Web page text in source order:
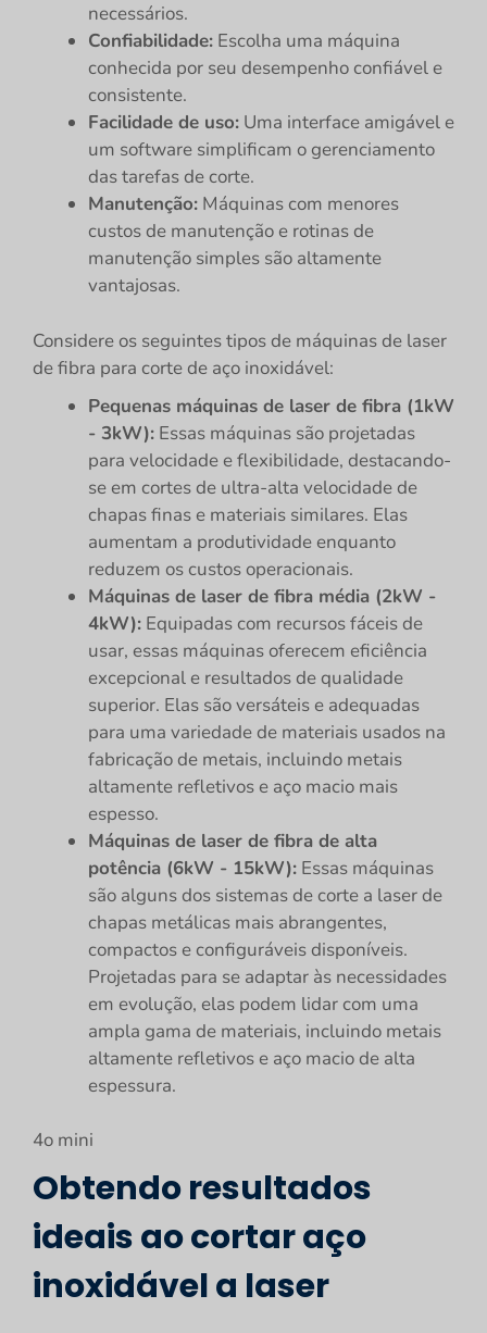
necessários.
Confiabilidade: Escolha uma máquina
conhecida por seu desempenho confiável e
consistente.
Facilidade de uso: Uma interface amigável e
um software simplificam o gerenciamento
das tarefas de corte.
Manutenção: Máquinas com menores
custos de manutenção e rotinas de
manutenção simples são altamente
vantajosas.
Considere os seguintes tipos de máquinas de laser
de fibra para corte de aço inoxidável:
Pequenas máquinas de laser de fibra (1kW
- 3kW): Essas máquinas são projetadas
para velocidade e flexibilidade, destacando-
se em cortes de ultra-alta velocidade de
chapas finas e materiais similares. Elas
aumentam a produtividade enquanto
reduzem os custos operacionais.
Máquinas de laser de fibra média (2kW -
4kW): Equipadas com recursos fáceis de
usar, essas máquinas oferecem eficiência
excepcional e resultados de qualidade
superior. Elas são versáteis e adequadas
para uma variedade de materiais usados na
fabricação de metais, incluindo metais
altamente refletivos e aço macio mais
espesso.
Máquinas de laser de fibra de alta
potência (6kW - 15kW): Essas máquinas
são alguns dos sistemas de corte a laser de
chapas metálicas mais abrangentes,
compactos e configuráveis disponíveis.
Projetadas para se adaptar às necessidades
em evolução, elas podem lidar com uma
ampla gama de materiais, incluindo metais
altamente refletivos e aço macio de alta
espessura.
4o mini
Obtendo resultados
ideais ao cortar aço
inoxidável a laser